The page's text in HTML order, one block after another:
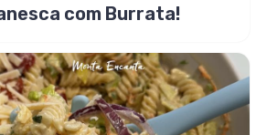
com Burrata!